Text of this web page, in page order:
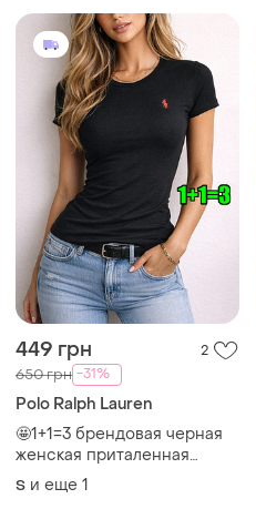
449 грн 2
650 грн -31%
Polo Ralph Lauren
🤩1+1=3 брендовая черная
женская приталенная
футболка хлопок ralph
lauren, размер 44 - 46
S и еще 1